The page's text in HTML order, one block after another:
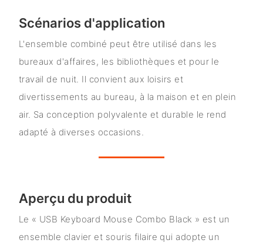
Scénarios d'application
L'ensemble combiné peut être utilisé dans les
bureaux d'affaires, les bibliothèques et pour le
travail de nuit. Il convient aux loisirs et
divertissements au bureau, à la maison et en plein
air. Sa conception polyvalente et durable le rend
adapté à diverses occasions.
Aperçu du produit
Le « USB Keyboard Mouse Combo Black » est un
ensemble clavier et souris filaire qui adopte un